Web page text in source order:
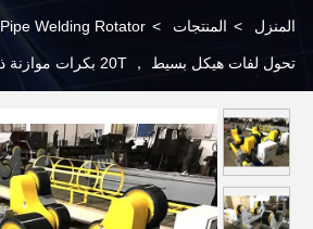
المنزل > المنتجات >
Pipe Welding Rotator
تحول لفات هيكل بسيط ， 20T بكرات موازنة ذاتية المحاذاة